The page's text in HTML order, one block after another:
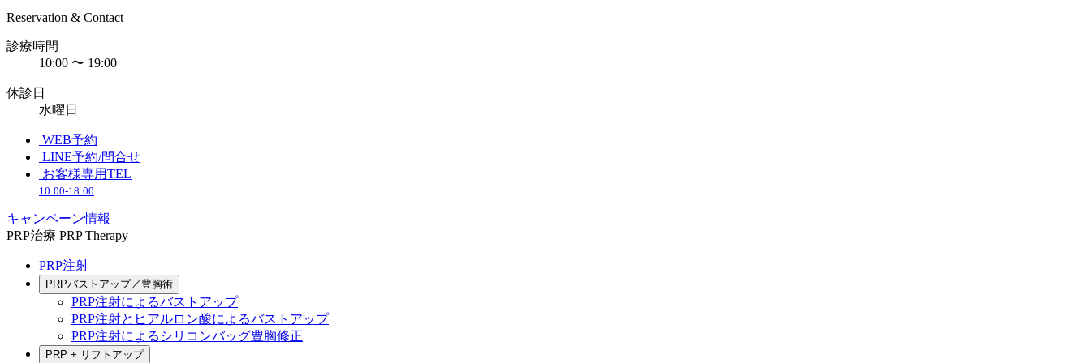
Reservation & Contact
診療時間
10:00 〜 19:00
休診日
水曜日
WEB予約
LINE予約/問合せ
お客様専用TEL
10:00-18:00
キャンペーン情報
PRP治療 PRP Therapy
PRP注射
PRPバストアップ／豊胸術
PRP注射によるバストアップ
PRP注射とヒアルロン酸によるバストアップ
PRP注射によるシリコンバッグ豊胸修正
PRP + リフトアップ